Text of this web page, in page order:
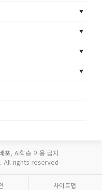
포, AI학습 이용 금지
. All rights reserved
사이트맵